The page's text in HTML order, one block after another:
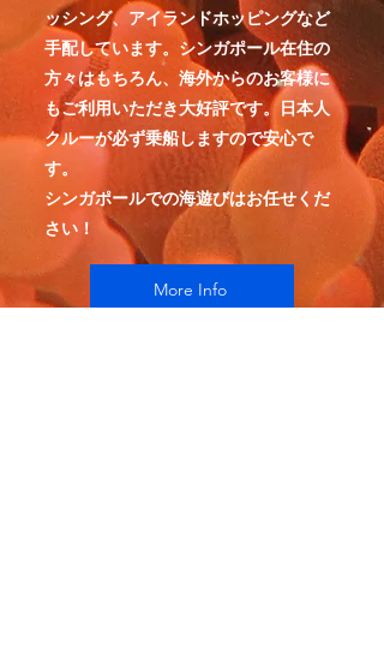
ッシング、アイランドホッピングなど
手配しています。シンガポール在住の
方々はもちろん、海外からのお客様に
もご利用いただき大好評です。日本人
クルーが必ず乗船しますので安心で
す。
​シンガポールでの海遊びはお任せくだ
さい！
More Info